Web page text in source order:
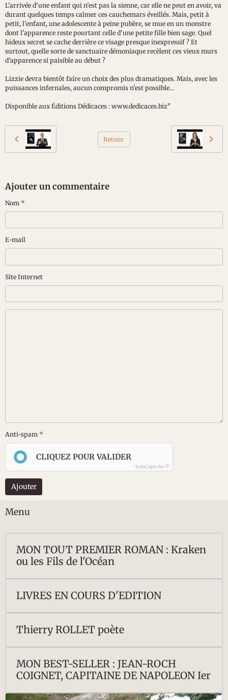
L'arrivée d'une enfant qui n'est pas la sienne, car elle ne peut en avoir, va
durant quelques temps calmer ces cauchemars éveillés. Mais, petit à
petit, l'enfant, une adolescente à peine pubère, se mue en un monstre
dont l'apparence reste pourtant celle d'une petite fille bien sage. Quel
hideux secret se cache derrière ce visage presque inexpressif ? Et
surtout, quelle sorte de sanctuaire démoniaque recèlent ces vieux murs
d'apparence si paisible au début ?
Lizzie devra bientôt faire un choix des plus dramatiques. Mais, avec les
puissances infernales, aucun compromis n'est possible...
Disponible aux Éditions Dédicaces : www.dedicaces.biz"
Retour
Ajouter un commentaire
Nom
E-mail
Site Internet
Anti-spam
CLIQUEZ POUR VALIDER
IconCaptcha ©
Ajouter
Menu
MON TOUT PREMIER ROMAN : Kraken
ou les Fils de l'Océan
LIVRES EN COURS D'EDITION
Thierry ROLLET poète
MON BEST-SELLER : JEAN-ROCH
COIGNET, CAPITAINE DE NAPOLEON Ier